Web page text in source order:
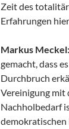
Zeit des
Erfahrungen
Markus Meckel:
gemacht, dass
Durchbruch
Vereinigung mit
Nachholbedarf